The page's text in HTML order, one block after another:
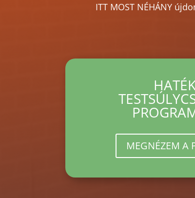
ITT MOST NÉHÁNY
MEGNÉZEM A